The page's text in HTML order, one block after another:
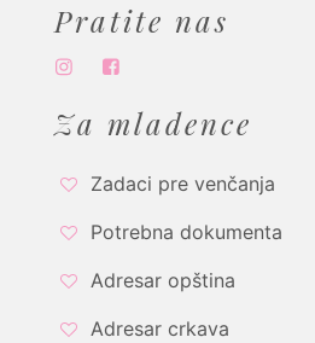
Pratite nas
Za mladence
Zadaci pre venčanja
Potrebna dokumenta
Adresar opština
Adresar crkava